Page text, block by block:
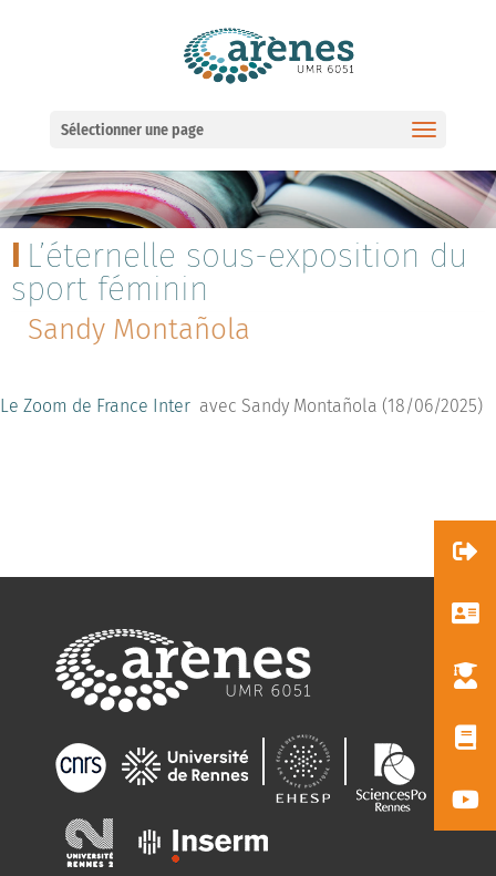
Sélectionner une page
L’éternelle sous-exposition du
sport féminin
Sandy Montañola
Le Zoom de France Inter avec Sandy Montañola (18/06/2025)